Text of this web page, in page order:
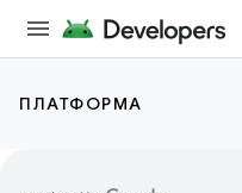
ПЛАТФОРМА